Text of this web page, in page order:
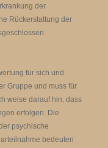
der
Rückerstattung der
für sich und
Gruppe und muss für
weise darauf hin, dass
erfolgen. Die
psychische
bedeuten